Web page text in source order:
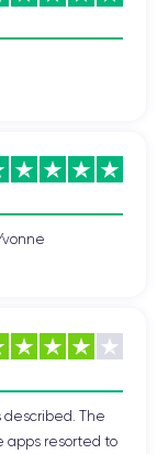
described. The
apps resorted to